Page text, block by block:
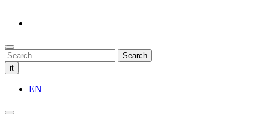
Search
it
EN